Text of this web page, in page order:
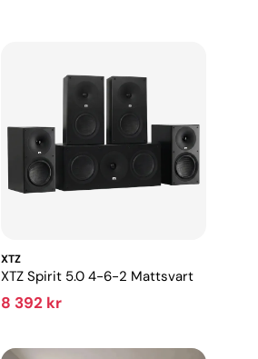
XTZ
XTZ Spirit 5.0 4-6-2 Mattsvart
8 392 kr